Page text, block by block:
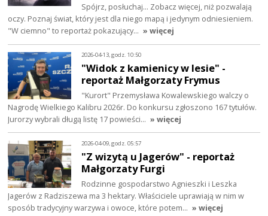
Spójrz, posłuchaj… Zobacz więcej, niż pozwalają
oczy. Poznaj świat, który jest dla niego mapą i jedynym odniesieniem.
"W ciemno" to reportaż pokazujący… » więcej
2026-04-13, godz. 10:50
"Widok z kamienicy w lesie" -
reportaż Małgorzaty Frymus
"Kurort" Przemysława Kowalewskiego walczy o
Nagrodę Wielkiego Kalibru 2026r. Do konkursu zgłoszono 167 tytułów.
Jurorzy wybrali długą listę 17 powieści… » więcej
2026-04-09, godz. 05:57
"Z wizytą u Jagerów" - reportaż
Małgorzaty Furgi
Rodzinne gospodarstwo Agnieszki i Leszka
Jagerów z Radziszewa ma 3 hektary. Właściciele uprawiają w nim w
sposób tradycyjny warzywa i owoce, które potem… » więcej